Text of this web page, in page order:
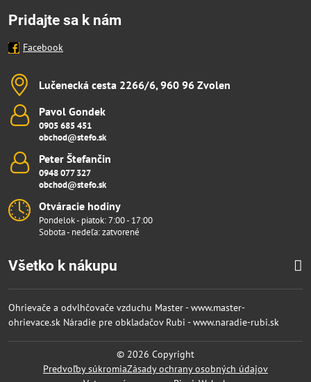
Pridajte sa k nám
Facebook
Lučenecká cesta 2266/6, 960 96 Zvolen
Pavol Gondek
0905 685 451
obchod@stefo.sk
Peter Štefančin
0948 077 327
obchod@stefo.sk
Otváracie hodiny
Pondelok - piatok: 7:00 - 17:00
Sobota - nedeľa: zatvorené
Všetko k nákupu
Ohrievače a odvlhčovače vzduchu Master - www.master-
ohrievace.sk Náradie pre obkladačov Rubi - www.naradie-rubi.sk
© 2026 Copyright
Predvoľby súkromiaZásady ochrany osobných údajov